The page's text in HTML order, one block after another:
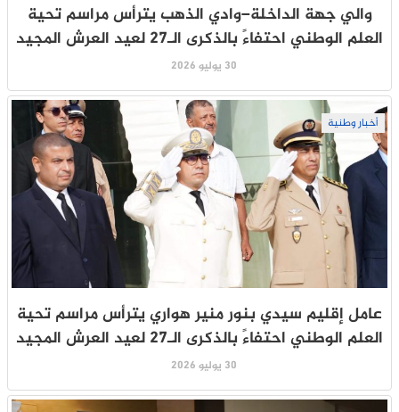
والي جهة الداخلة–وادي الذهب يترأس مراسم تحية
العلم الوطني احتفاءً بالذكرى الـ27 لعيد العرش المجيد
30 يوليو 2026
أخبار وطنية
عامل إقليم سيدي بنور منير هواري يترأس مراسم تحية
العلم الوطني احتفاءً بالذكرى الـ27 لعيد العرش المجيد
30 يوليو 2026